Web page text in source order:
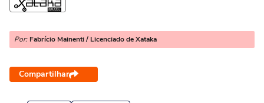
Por: Fabrício Mainenti / Licenciado de Xataka
Compartilhar